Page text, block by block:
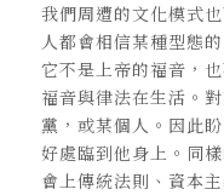
我們周遭的文化模式
人都會相信某種型態
它不是上帝的福音，
福音與律法在生活。
黨，或某個人。因此
好處臨到他身上。同
會上傳統法則、資本